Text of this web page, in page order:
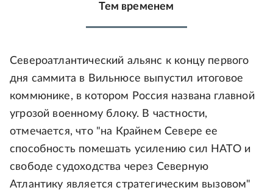
Тем временем
Североатлантический альянс к концу первого
дня саммита в Вильнюсе выпустил итоговое
коммюнике, в котором Россия названа главной
угрозой военному блоку. В частности,
отмечается, что "на Крайнем Севере ее
способность помешать усилению сил НАТО и
свободе судоходства через Северную
Атлантику является стратегическим вызовом"